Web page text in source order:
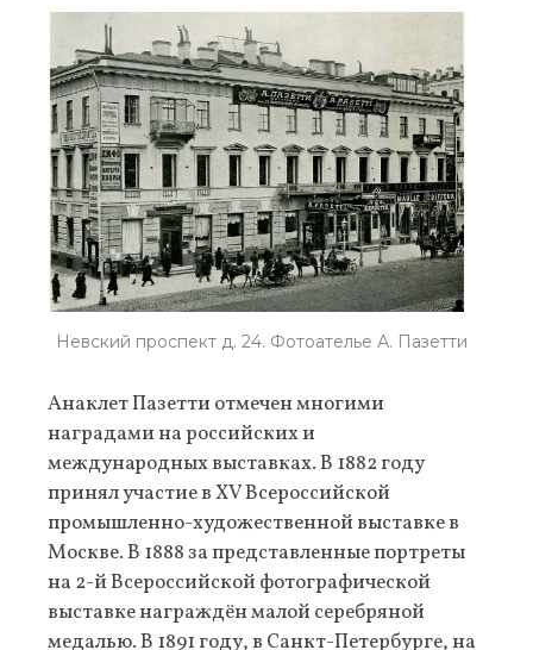
Невский проспект д. 24. Фотоателье А. Пазетти
Анаклет Пазетти отмечен многими
наградами на российских и
международных выставках. В 1882 году
принял участие в XV Всероссийской
промышленно-художественной выставке в
Москве. В 1888 за представленные портреты
на 2-й Всероссийской фотографической
выставке награждён малой серебряной
медалью. В 1891 году, в Санкт-Петербурге, на